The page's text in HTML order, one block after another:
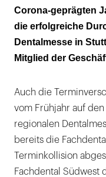
Corona-geprägten
die erfolgreiche
Dentalmesse in
Mitglied der
Auch die
vom Frühjahr auf
regionalen
bereits die
Terminkollision
Fachdental Südwest